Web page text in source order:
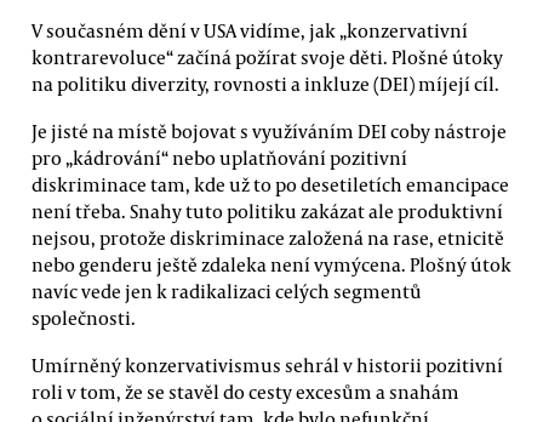
V současném dění v USA vidíme, jak „konzervativní
kontrarevoluce“ začíná požírat svoje děti. Plošné útoky
na politiku diverzity, rovnosti a inkluze (DEI) míjejí cíl.
Je jisté na místě bojovat s využíváním DEI coby nástroje
pro „kádrování“ nebo uplatňování pozitivní
diskriminace tam, kde už to po desetiletích emancipace
není třeba. Snahy tuto politiku zakázat ale produktivní
nejsou, protože diskriminace založená na rase, etnicitě
nebo genderu ještě zdaleka není vymýcena. Plošný útok
navíc vede jen k radikalizaci celých segmentů
společnosti.
Umírněný konzervativismus sehrál v historii pozitivní
roli v tom, že se stavěl do cesty excesům a snahám